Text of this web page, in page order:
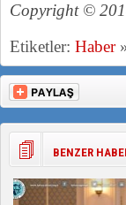
Copyright ©
Etiketler: Haber
BENZER